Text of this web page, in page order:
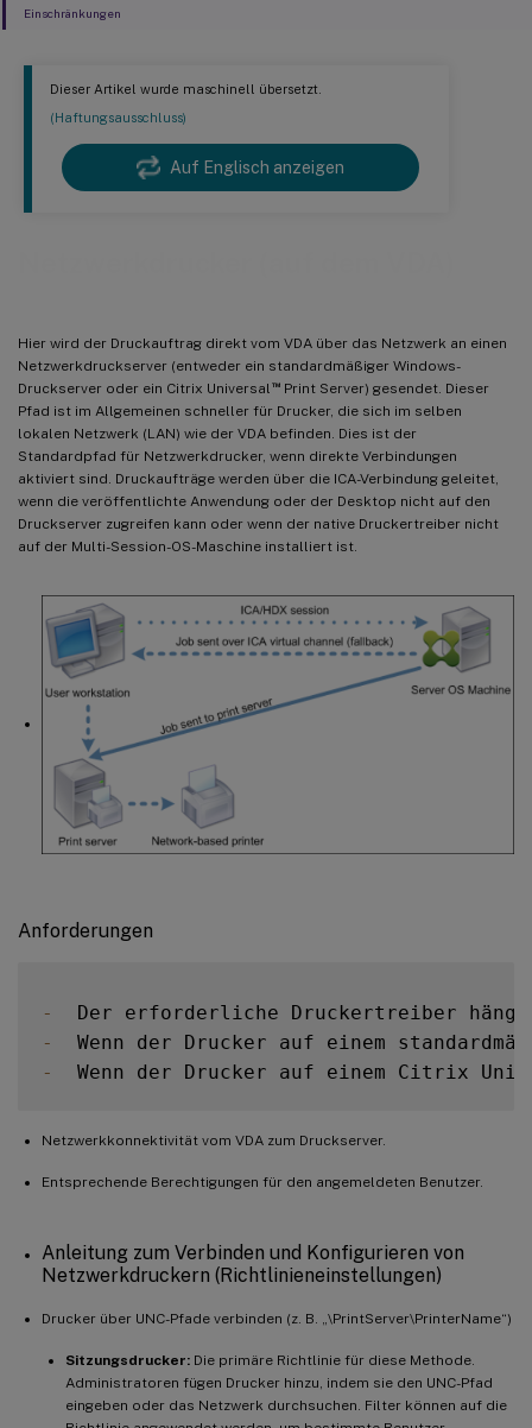
Dieser Artikel wurde maschinell übersetzt.
(Haftungsausschluss)
Auf Englisch anzeigen
Hier wird der Druckauftrag direkt vom VDA über das Netzwerk an einen
Netzwerkdruckserver (entweder ein standardmäßiger Windows-
Druckserver oder ein Citrix Universal ™Print Server) gesendet. Dieser
Pfad ist im Allgemeinen schneller für Drucker, die sich im selben
lokalen Netzwerk (LAN) wie der VDA befinden. Dies ist der
Standardpfad für Netzwerkdrucker, wenn direkte Verbindungen
aktiviert sind. Druckaufträge werden über die ICA-Verbindung geleitet,
wenn die veröffentlichte Anwendung oder der Desktop nicht auf den
Druckserver zugreifen kann oder wenn der native Druckertreiber nicht
auf der Multi-Session-OS-Maschine installiert ist.
Anforderungen
-
Der erforderliche Druckertreiber
-
Wenn der Drucker auf einem
-
Wenn der Drucker auf einem Citrix
Netzwerkkonnektivität vom VDA zum Druckserver.
Entsprechende Berechtigungen für den angemeldeten Benutzer.
Anleitung zum Verbinden und Konfigurieren von
Netzwerkdruckern (Richtlinieneinstellungen)
Drucker über UNC-Pfade verbinden (z. B. „\PrintServer\PrinterName“)
Sitzungsdrucker: Die primäre Richtlinie für diese Methode.
Administratoren fügen Drucker hinzu, indem sie den UNC-Pfad
eingeben oder das Netzwerk durchsuchen. Filter können auf die
Einschränkungen